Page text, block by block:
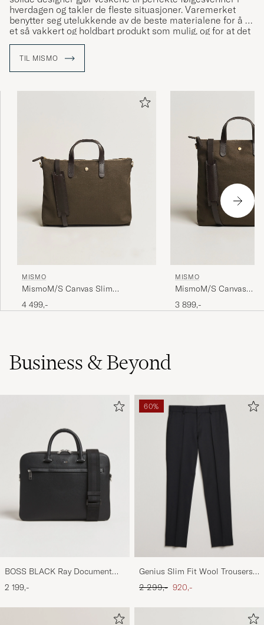
hverdagen og takler de fleste situasjoner. Varemerket
benytter seg utelukkende av de beste materialene for å få
et så vakkert og holdbart produkt som mulig, og for at det
med tiden skal få en vakker patina og eldes med
TIL MISMO
MISMO
MismoM/S Canvas Slim
BriefArmy/Dark Brown
4 499,-
MISMO
MismoM/S Canvas
ShopperArmy/Dark
3 899,-
Business & Beyond
BOSS BLACK Ray Document
Case Black
2 199,-
60%
Genius Slim Fit Wool Trousers
Black
Ordinær pris
2 299,- Nedsatt pris
920,-